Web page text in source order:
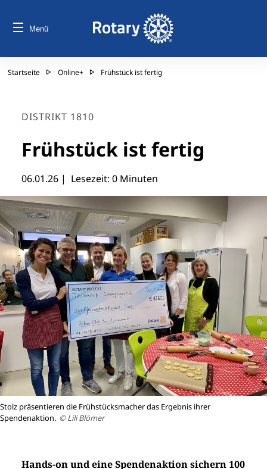
Menü
Startseite Online+ Frühstück ist fertig
DISTRIKT 1810
Frühstück ist fertig
06.01.26 | Lesezeit: 0 Minuten
Stolz präsentieren die Frühstücksmacher das Ergebnis ihrer
Spendenaktion. © Lili Blömer
Hands-on und eine Spendenaktion sichern 100